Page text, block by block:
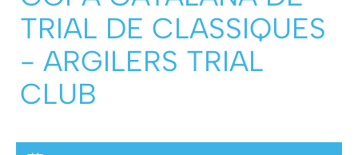
TRIAL DE CLASSIQUES
- ARGILERS TRIAL
CLUB